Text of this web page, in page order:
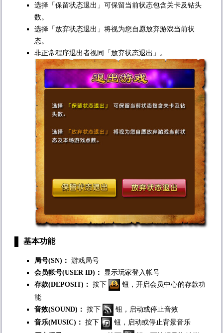
选择「保留状态退出」可保留当前状态包含关卡及钻头
数。
选择「放弃状态退出」将视为您自愿放弃游戏当前状
态。
非正常程序退出者视同「放弃状态退出」。
基本功能
局号(SN)： 游戏局号
会员帐号(USER ID)：
显示玩家登入帐号
存款(DEPOSIT)： 按下
钮，开启会员中心的存款功
能
音效(SOUND)： 按下
钮，启动或停止音效
音乐(MUSIC)： 按下
钮，启动或停止背景音乐